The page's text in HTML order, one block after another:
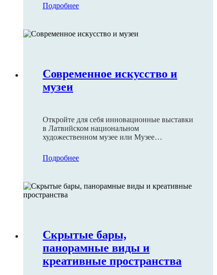
Подробнее
Современное искусство и
музеи
Откройте для себя инновационные выставки
в Латвийском национальном
художественном музее или Музее
Подробнее
Скрытые бары,
панорамные виды и
креативные пространства